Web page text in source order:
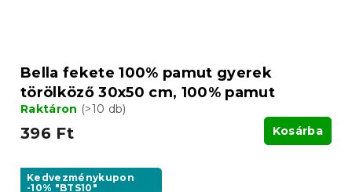
Bella fekete 100% pamut gyerek
törölköző 30x50 cm, 100% pamut
Raktáron (>10 db)
396 Ft Kosárba
Kedvezménykupon
-10% "BTS10"